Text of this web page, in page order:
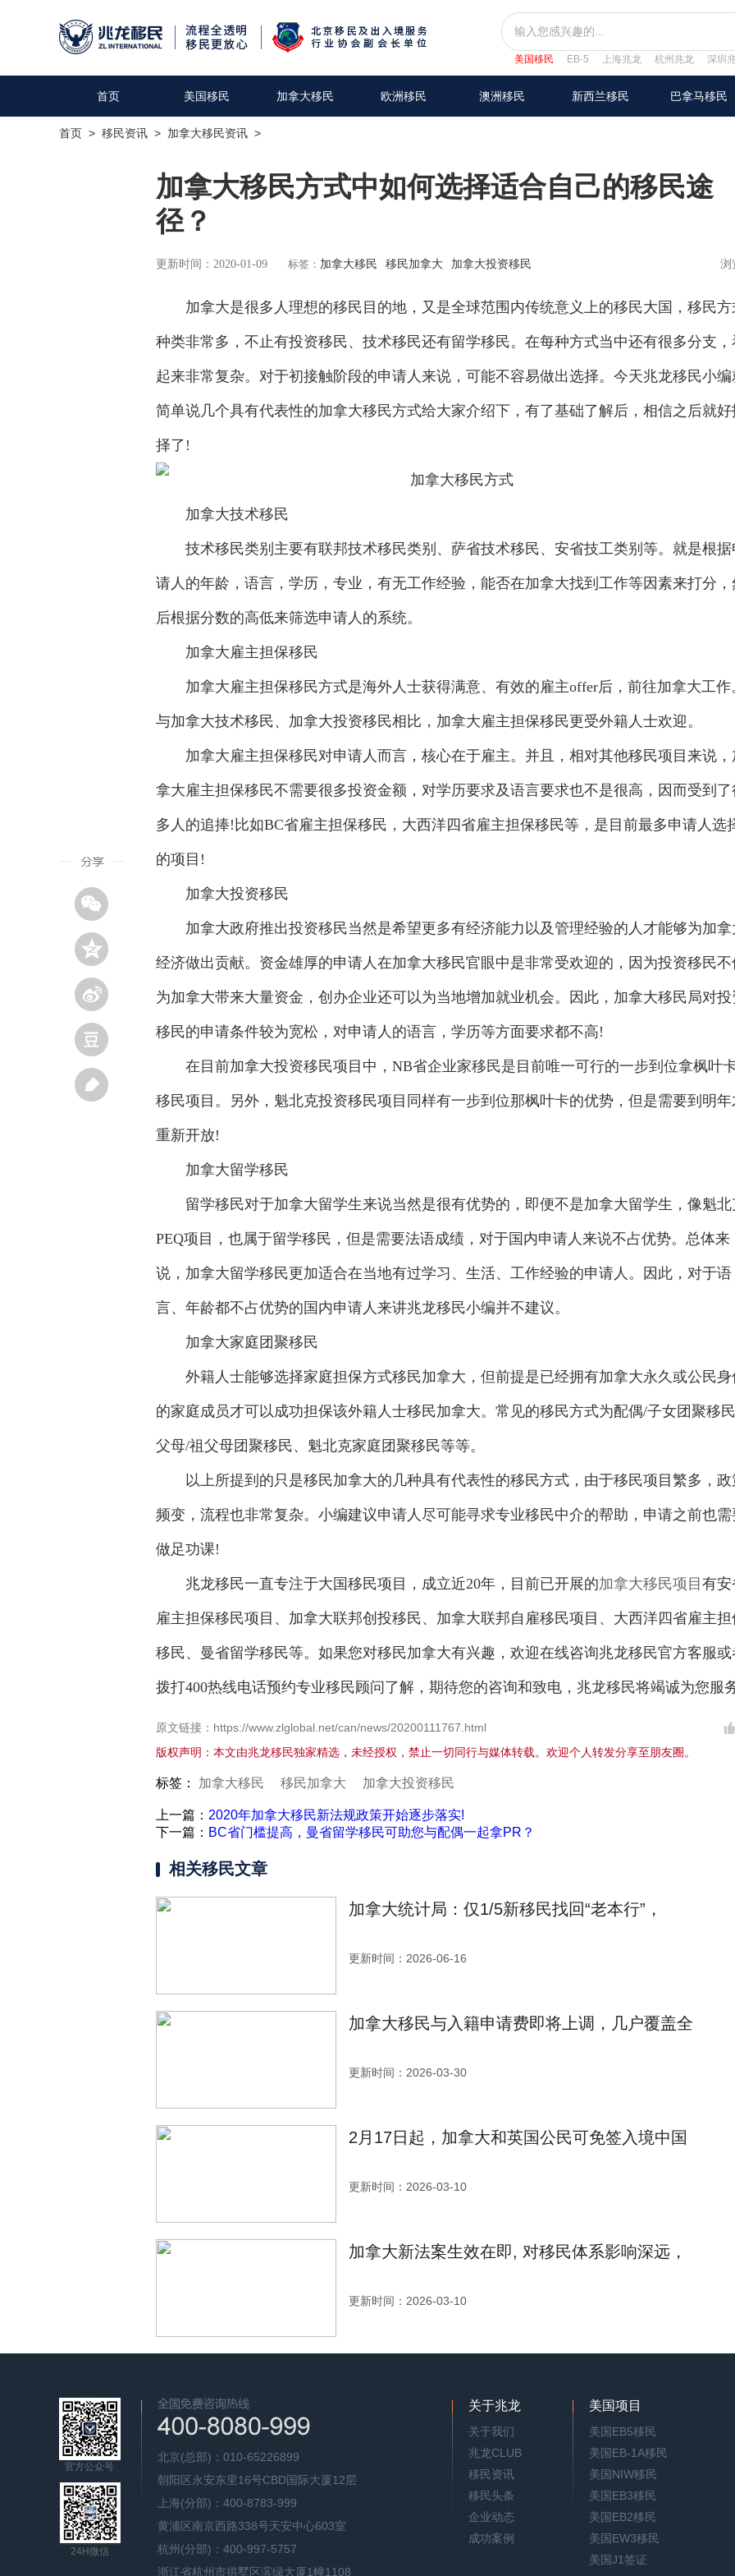
美国移民 EB-5 上海兆龙 杭州兆龙 深圳
首页 美国移民 加拿大移民 欧洲移民 澳洲移民 新西兰移民 巴拿马移民
首页 > 移民资讯 > 加拿大移民资讯 >
加拿大移民方式中如何选择适合自己的移民途
径？
更新时间：2020-01-09 标签： 加拿大移民 移民加拿大 加拿大投资移民 浏
加拿大是很多人理想的移民目的地，又是全球范围内传统意义上的移民大国，移民方
种类非常多，不止有投资移民、技术移民还有留学移民。在每种方式当中还有很多分支，
起来非常复杂。对于初接触阶段的申请人来说，可能不容易做出选择。今天兆龙移民小编
简单说几个具有代表性的加拿大移民方式给大家介绍下，有了基础了解后，相信之后就好
择了!
加拿大技术移民
技术移民类别主要有联邦技术移民类别、萨省技术移民、安省技工类别等。就是根据
请人的年龄，语言，学历，专业，有无工作经验，能否在加拿大找到工作等因素来打分，
后根据分数的高低来筛选申请人的系统。
加拿大雇主担保移民
加拿大雇主担保移民方式是海外人士获得满意、有效的雇主offer后，前往加拿大工作
与加拿大技术移民、加拿大投资移民相比，加拿大雇主担保移民更受外籍人士欢迎。
加拿大雇主担保移民对申请人而言，核心在于雇主。并且，相对其他移民项目来说，
拿大雇主担保移民不需要很多投资金额，对学历要求及语言要求也不是很高，因而受到了
多人的追捧!比如BC省雇主担保移民，大西洋四省雇主担保移民等，是目前最多申请人选
的项目!
加拿大投资移民
加拿大政府推出投资移民当然是希望更多有经济能力以及管理经验的人才能够为加拿
经济做出贡献。资金雄厚的申请人在加拿大移民官眼中是非常受欢迎的，因为投资移民不
为加拿大带来大量资金，创办企业还可以为当地增加就业机会。因此，加拿大移民局对投
移民的申请条件较为宽松，对申请人的语言，学历等方面要求都不高!
在目前加拿大投资移民项目中，NB省企业家移民是目前唯一可行的一步到位拿枫叶
移民项目。另外，魁北克投资移民项目同样有一步到位那枫叶卡的优势，但是需要到明年
重新开放!
加拿大留学移民
留学移民对于加拿大留学生来说当然是很有优势的，即便不是加拿大留学生，像魁北
PEQ项目，也属于留学移民，但是需要法语成绩，对于国内申请人来说不占优势。总体来
说，加拿大留学移民更加适合在当地有过学习、生活、工作经验的申请人。因此，对于语
言、年龄都不占优势的国内申请人来讲兆龙移民小编并不建议。
加拿大家庭团聚移民
外籍人士能够选择家庭担保方式移民加拿大，但前提是已经拥有加拿大永久或公民身
的家庭成员才可以成功担保该外籍人士移民加拿大。常见的移民方式为配偶/子女团聚移民
父母/祖父母团聚移民、魁北克家庭团聚移民等等。
以上所提到的只是移民加拿大的几种具有代表性的移民方式，由于移民项目繁多，政
频变，流程也非常复杂。小编建议申请人尽可能寻求专业移民中介的帮助，申请之前也需
做足功课!
兆龙移民一直专注于大国移民项目，成立近20年，目前已开展的加拿大移民项目 有安
雇主担保移民项目、加拿大联邦创投移民、加拿大联邦自雇移民项目、大西洋四省雇主担
移民、曼省留学移民等。如果您对移民加拿大有兴趣，欢迎在线咨询兆龙移民官方客服或
拨打400热线电话预约专业移民顾问了解，期待您的咨询和致电，兆龙移民将竭诚为您服务
原文链接：https://www.zlglobal.net/can/news/20200111767.html
版权声明：本文由兆龙移民独家精选，未经授权，禁止一切同行与媒体转载。欢迎个人转发分享至朋友圈。
标签： 加拿大移民 移民加拿大 加拿大投资移民
上一篇： 2020年加拿大移民新法规政策开始逐步落实!
下一篇： BC省门槛提高，曼省留学移民可助您与配偶一起拿PR？
相关移民文章
加拿大统计局：仅1/5新移民找回“老本行”，
更新时间：2026-06-16
加拿大移民与入籍申请费即将上调，几户覆盖全
更新时间：2026-03-30
2月17日起，加拿大和英国公民可免签入境中国
更新时间：2026-03-10
加拿大新法案生效在即, 对移民体系影响深远，
更新时间：2026-03-10
官方公众号
24H微信
北京(总部)：010-65226899
朝阳区永安东里16号CBD国际大厦12层
上海(分部)：400-8783-999
黄浦区南京西路338号天安中心603室
杭州(分部)：400-997-5757
浙江省杭州市拱墅区滨绿大厦1幢1108
关于兆龙
关于我们
兆龙CLUB
移民资讯
移民头条
企业动态
成功案例
美国项目
美国EB5移民
美国EB-1A移民
美国NIW移民
美国EB3移民
美国EB2移民
美国EW3移民
美国J1签证